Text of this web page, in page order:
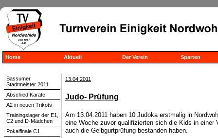
Home Aktuell Der Verein Sparten
13.04.2011
Judo- Prüfung
Am 13.04.2011 haben 10 Judoka erstmalig in
eine Woche zuvor qualifizierten sich die Kids in einer
auch die Gelbgurtprüfung bestanden haben.
Bassumer
Stadtmeister 2011
Abschied Karate
A2 in neuen Trikots
Trainingslager der E1,
C2 und D-Mädchen
Pokalfinale C1